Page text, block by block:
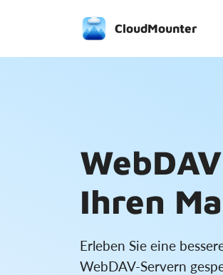
CloudMounter
Ihren
Erleben Sie eine
WebDAV-Servern